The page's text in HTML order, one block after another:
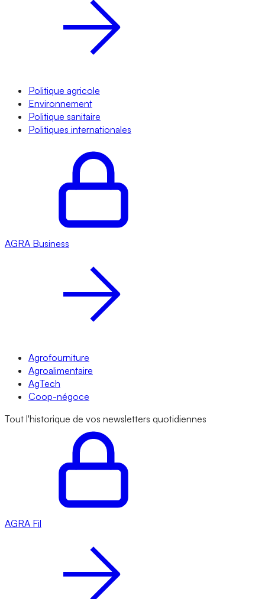
Politique agricole
Environnement
Politique sanitaire
Politiques internationales
AGRA Business
Agrofourniture
Agroalimentaire
AgTech
Coop-négoce
Tout l'historique de vos newsletters quotidiennes
AGRA Fil